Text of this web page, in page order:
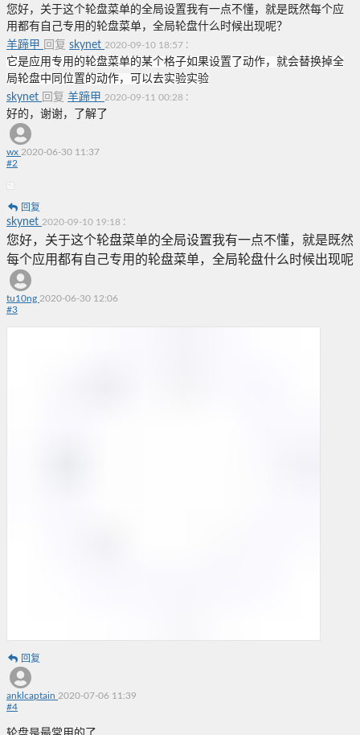
您好，关于这个轮盘菜单的全局设置我有一点不懂，就是既然每个应
用都有自己专用的轮盘菜单，全局轮盘什么时候出现呢？
羊蹄甲
回复 skynet 2020-09-10 18:57 :
它是应用专用的轮盘菜单的某个格子如果设置了动作，就会替换掉全
局轮盘中同位置的动作，可以去实验实验
skynet 回复 羊蹄甲 2020-09-11 00:28 :
好的，谢谢，了解了
wx 2020-06-30 11:37
#2
回复
skynet 2020-09-10 19:18 :
您好，关于这个轮盘菜单的全局设置我有一点不懂，就是既然
每个应用都有自己专用的轮盘菜单，全局轮盘什么时候出现呢
tu10ng 2020-06-30 12:06
#3
回复
anklcaptain 2020-07-06 11:39
#4